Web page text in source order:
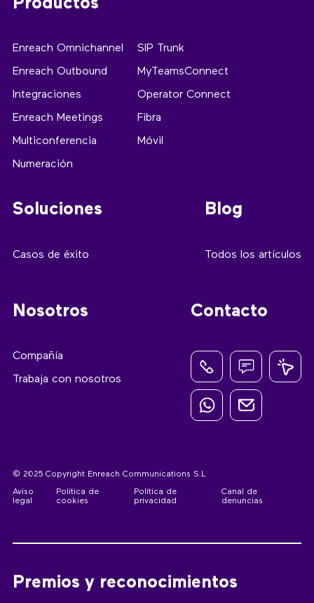
Productos
Enreach Omnichannel
Enreach Outbound
Integraciones
Enreach Meetings
Multiconferencia
Numeración
SIP Trunk
MyTeamsConnect
Operator Connect
Fibra
Móvil
Soluciones
Casos de éxito
Blog
Todos los artículos
Nosotros
Compañía
Trabaja con nosotros
Contacto
© 2025 Copyright Enreach Communications S.L
Aviso
legal
Política de
cookies
Política de
privacidad
Canal de
denuncias
Premios y reconocimientos